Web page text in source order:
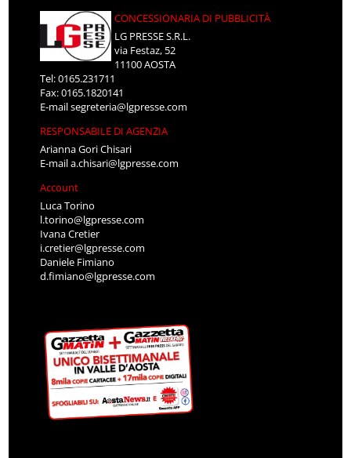
CONCESSIONARIA DI PUBBLICITÀ
LG PRESSE S.R.L.
via Festaz, 52
11100 AOSTA
Tel: 0165.231711
Fax: 0165.1820141
E-mailsegreteria@lgpresse.com
RESPONSABILE DI AGENZIA
Arianna Gori Chisari
E-maila.chisari@lgpresse.com
Account
Luca Torino
l.torino@lgpresse.com
Ivana Cretier
i.cretier@lgpresse.com
Daniele Fimiano
d.fimiano@lgpresse.com